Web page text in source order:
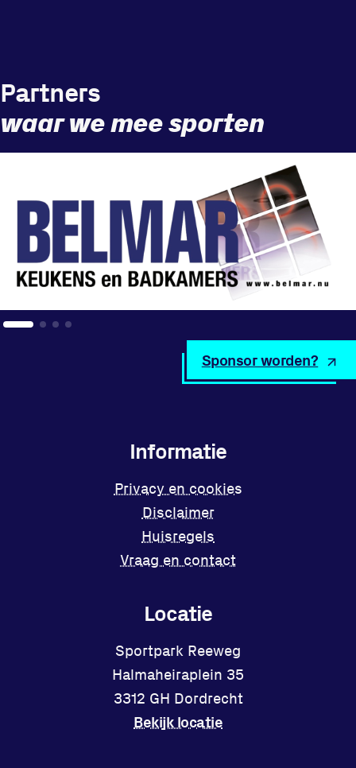
Locatie
Sportpark Reeweg
Halmaheiraplein 35
3312 GH Dordrecht
Bekijk locatie
Informatie
Privacy en cookies
Disclaimer
Huisregels
Vraag en contact
Partners
waar we mee sporten
Sponsor worden?